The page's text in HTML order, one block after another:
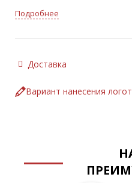
Подробнее
Доставка
Вариант нанесения